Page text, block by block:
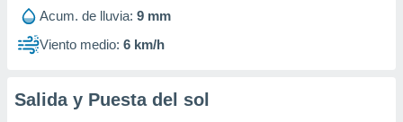
Acum. de lluvia: 9 mm
Viento medio: 6 km/h
Salida y Puesta del sol